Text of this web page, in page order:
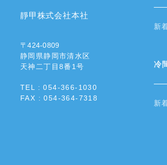
新
冷
新
靜甲株式会社本社
〒424-0809
静岡県静岡市清水区
天神二丁目8番1号
TEL : 054-366-1030
FAX : 054-364-7318